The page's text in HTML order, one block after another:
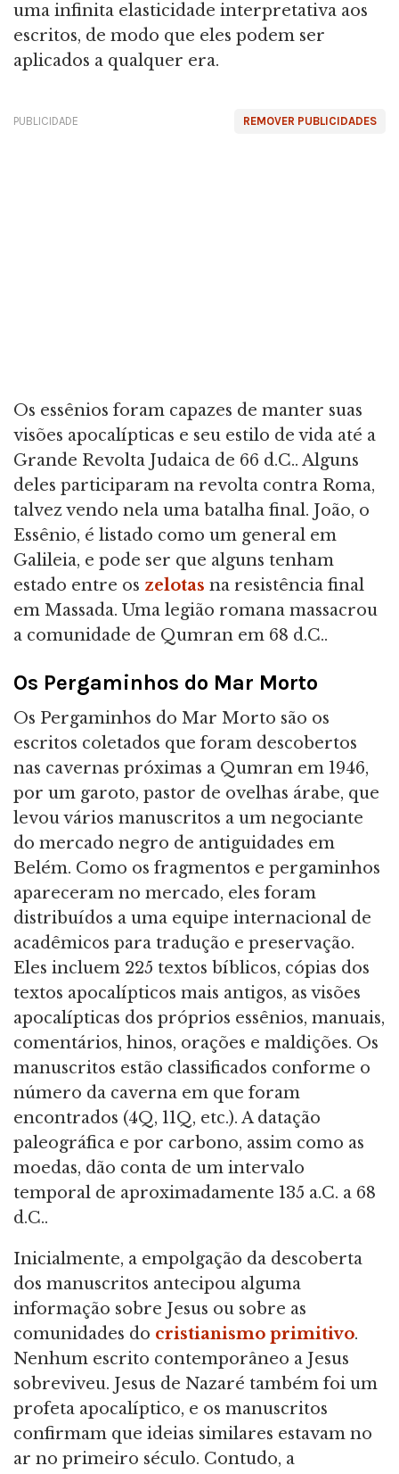
uma infinita elasticidade interpretativa aos
escritos, de modo que eles podem ser
aplicados a qualquer era.
REMOVER PUBLICIDADES
PUBLICIDADE
Os essênios foram capazes de manter suas
visões apocalípticas e seu estilo de vida até a
Grande Revolta Judaica de 66 d.C.. Alguns
deles participaram na revolta contra Roma,
talvez vendo nela uma batalha final. João, o
Essênio, é listado como um general em
Galileia, e pode ser que alguns tenham
estado entre os zelotas na resistência final
em Massada. Uma legião romana massacrou
a comunidade de Qumran em 68 d.C..
Os Pergaminhos do Mar Morto
Os Pergaminhos do Mar Morto são os
escritos coletados que foram descobertos
nas cavernas próximas a Qumran em 1946,
por um garoto, pastor de ovelhas árabe, que
levou vários manuscritos a um negociante
do mercado negro de antiguidades em
Belém. Como os fragmentos e pergaminhos
apareceram no mercado, eles foram
distribuídos a uma equipe internacional de
acadêmicos para tradução e preservação.
Eles incluem 225 textos bíblicos, cópias dos
textos apocalípticos mais antigos, as visões
apocalípticas dos próprios essênios, manuais,
comentários, hinos, orações e maldições. Os
manuscritos estão classificados conforme o
número da caverna em que foram
encontrados (4Q, 11Q, etc.). A datação
paleográfica e por carbono, assim como as
moedas, dão conta de um intervalo
temporal de aproximadamente 135 a.C. a 68
d.C..
Inicialmente, a empolgação da descoberta
dos manuscritos antecipou alguma
informação sobre Jesus ou sobre as
comunidades do cristianismo primitivo.
Nenhum escrito contemporâneo a Jesus
sobreviveu. Jesus de Nazaré também foi um
profeta apocalíptico, e os manuscritos
confirmam que ideias similares estavam no
ar no primeiro século. Contudo, a